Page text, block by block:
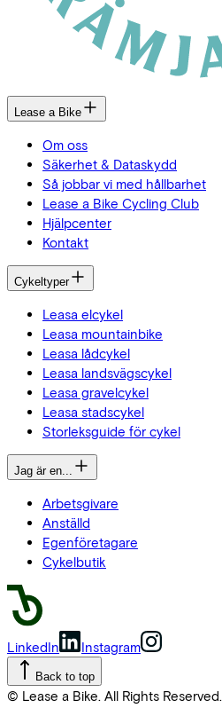
Lease a Bike
Om oss
Säkerhet & Dataskydd
Så jobbar vi med hållbarhet
Lease a Bike Cycling Club
Hjälpcenter
Kontakt
Cykeltyper
Leasa elcykel
Leasa mountainbike
Leasa lådcykel
Leasa landsvägscykel
Leasa gravelcykel
Leasa stadscykel
Storleksguide för cykel
Jag är en...
Arbetsgivare
Anställd
Egenföretagare
Cykelbutik
LinkedIn Instagram
Back to top
© Lease a Bike. All Rights Reserved.